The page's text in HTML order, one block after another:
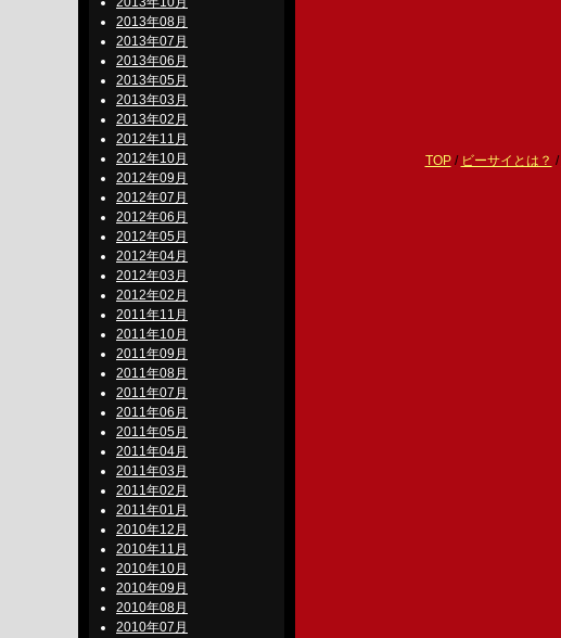
2013年08月
2013年07月
2013年06月
2013年05月
2013年03月
2013年02月
2012年11月
2012年10月
2012年09月
2012年07月
2012年06月
2012年05月
2012年04月
2012年03月
2012年02月
2011年11月
2011年10月
2011年09月
2011年08月
2011年07月
2011年06月
2011年05月
2011年04月
2011年03月
2011年02月
2011年01月
2010年12月
2010年11月
2010年10月
2010年09月
2010年08月
2010年07月
TOP/ ビーサイとは？ /